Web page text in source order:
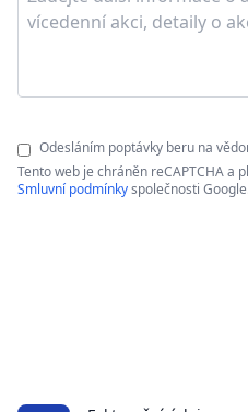
Odesláním poptávky beru na
Tento web je chráněn reCAPTCHA a
Smluvní podmínkyspolečnosti